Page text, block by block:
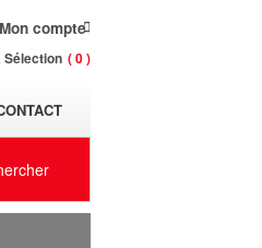
Mon compte
Sélection 0